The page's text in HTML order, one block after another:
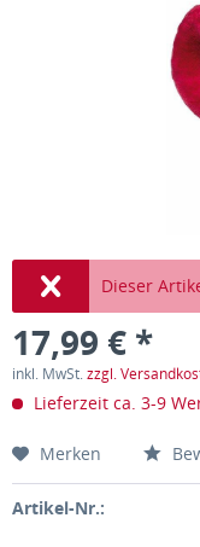
Dieser
17,99 € *
inkl. MwSt.zzgl.
Lieferzeit ca. 3-9
Merken
Artikel-Nr.: